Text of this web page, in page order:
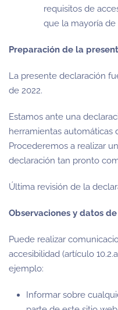
requisitos de
que la mayoría
Preparación de la
La presente declaración
de 2022.
Estamos ante una
herramientas automáticas
Procederemos a realizar
declaración tan pronto
Última revisión de la
Observaciones y datos
Puede realizar
accesibilidad (artículo
ejemplo:
Informar sobre